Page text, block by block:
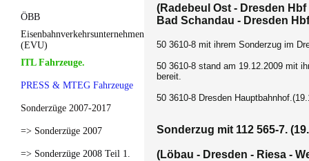
ÖBB
Eisenbahnverkehrsunternehmen
(EVU)
ITL Fahrzeuge.
PRESS & MTEG Fahrzeuge
Sonderzüge 2007-2017
=> Sonderzüge 2007
=> Sonderzüge 2008 Teil 1.
(Radebeul Ost - Dresden
Bad Schandau - Dresden
50 3610-8 mit ihrem Sonderzug im
50 3610-8 stand am 19.12.2009 mit
bereit.
50 3610-8 Dresden
Sonderzug mit 112 565-7.
(Löbau - Dresden - Riesa -